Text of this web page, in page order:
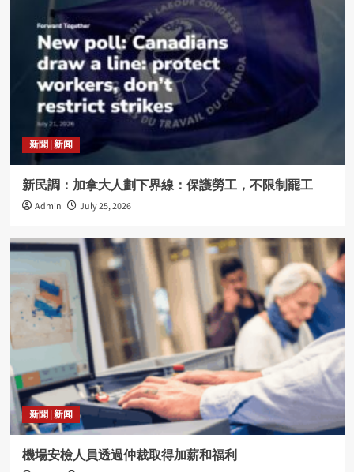
新聞 | 新闻
新民調：加拿大人劃下界線：保護勞工，不限制罷工
Admin July 25, 2026
新聞 | 新闻
機場安檢人員透過仲裁取得加薪和福利